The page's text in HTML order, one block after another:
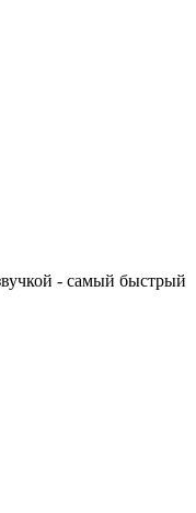
- самый быстрый